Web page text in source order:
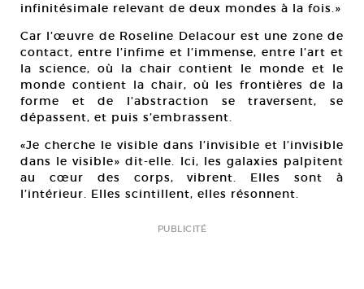
infinitésimale relevant de deux mondes à la fois.»
Car l’œuvre de Roseline Delacour est une zone de
contact, entre l’infime et l’immense, entre l’art et
la science, où la chair contient le monde et le
monde contient la chair, où les frontières de la
forme et de l’abstraction se traversent, se
dépassent, et puis s’embrassent.
«Je cherche le visible dans l’invisible et l’invisible
dans le visible» dit-elle. Ici, les galaxies palpitent
au cœur des corps, vibrent. Elles sont à
l’intérieur. Elles scintillent, elles résonnent.
PUBLICITÉ